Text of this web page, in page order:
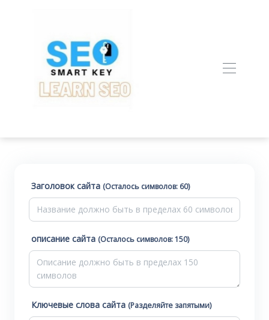
Заголовок сайта (Осталось символов: 60)
описание сайта (Осталось символов: 150)
Ключевые слова сайта (Разделяйте запятыми)